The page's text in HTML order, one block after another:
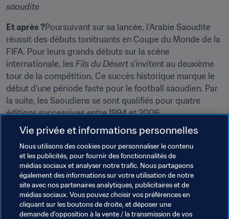
saoudite
Et après ? Poursuivant sur sa lancée, l'Arabie Saoudite
réussit des débuts tonitruants en Coupe du Monde de la
FIFA. Pour leurs grands débuts sur la scène
internationale, les Fils du Désert s'invitent au deuxième
tour de la compétition. Ce succès historique marque le
début d'une période faste pour le football saoudien. Par
la suite, les Saoudiens se sont qualifiés pour quatre
éditions successives entre 1994 et 2006.
En pleine reconstruction après son long conflit avec
l'Irak, l'Iran accumule une expérience précieuse sur la
Melli s'impose comme l'une des équipes les plus solides
de la région. Quatre ans plus tard, les Iraniens obtiennent
leur qualification pour France 1998, après avoir battu
l'Australie en match de barrage.
Vie privée et informations personnelles
Nous utilisons des cookies pour personnaliser le contenu
et les publicités, pour fournir des fonctionnalités de
médias sociaux et analyser notre trafic. Nous partageons
également des informations sur votre utilisation de notre
site avec nos partenaires analytiques, publicitaires et de
médias sociaux. Vous pouvez choisir vos préférences en
cliquant sur les boutons de droite, et déposer une
demande d’opposition à la vente / la transmission de vos